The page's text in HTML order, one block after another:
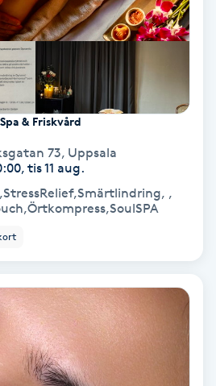
& Friskvård
73, Uppsala
tis 11 aug.
,